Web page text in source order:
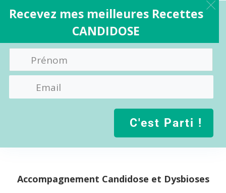
contenuAccompagnement Candidose et Dysbioses
Recevez mes meilleures Recettes
CANDIDOSE
C'est Parti !